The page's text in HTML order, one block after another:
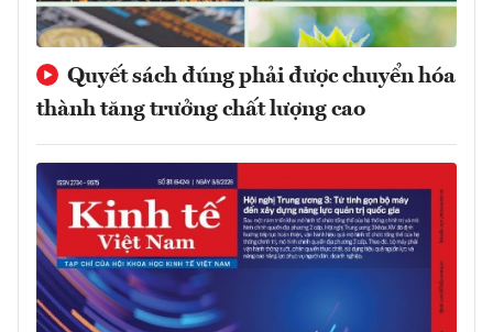
Quyết sách đúng phải được chuyển hóa
thành tăng trưởng chất lượng cao